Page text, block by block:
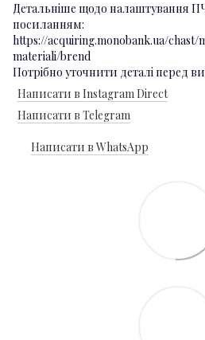
Детальніше щодо налаштування
посиланням:
https://acquiring.monobank.ua/chast/
materiali/brend
Потрібно уточнити деталі перед
Написати в Instagram Direct
Написати в Telegram
Написати в WhatsApp